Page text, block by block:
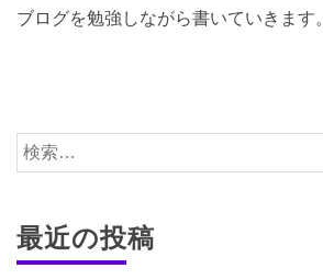
ブログを勉強しながら書いていきます。
検
索:
最近の投稿